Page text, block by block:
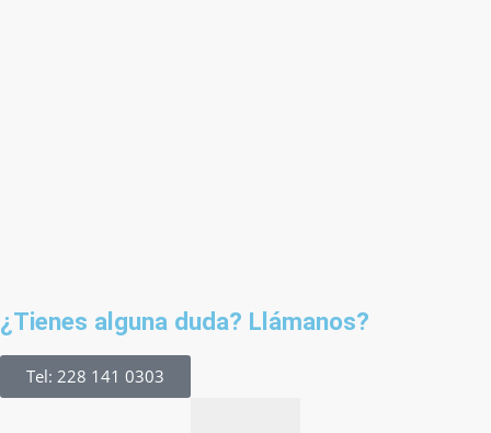
¿Tienes alguna duda? Llámanos?
Tel: 228 141 0303